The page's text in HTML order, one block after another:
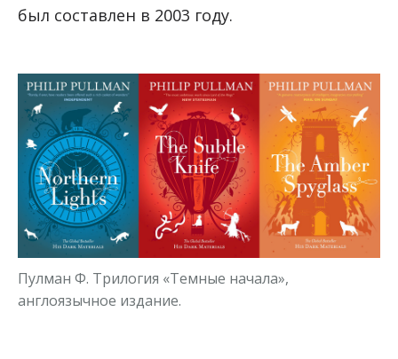
был составлен в 2003 году.
Пулман Ф. Трилогия «Темные начала»,
англоязычное издание.